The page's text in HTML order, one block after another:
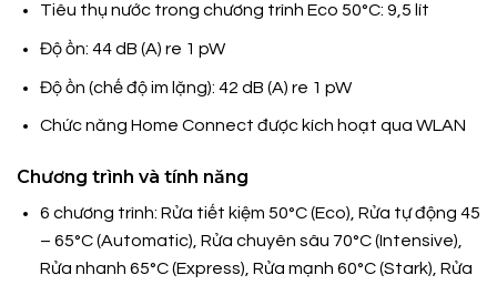
Tiêu thụ nước trong chương trình Eco 50°C: 9,5 lít
Độ ồn: 44 dB (A) re 1 pW
Độ ồn (chế độ im lặng): 42 dB (A) re 1 pW
Chức năng Home Connect được kích hoạt qua WLAN
Chương trình và tính năng
6 chương trình: Rửa tiết kiệm 50°C (Eco), Rửa tự động 45
– 65°C (Automatic), Rửa chuyên sâu 70°C (Intensive),
Rửa nhanh 65°C (Express), Rửa mạnh 60°C (Stark), Rửa